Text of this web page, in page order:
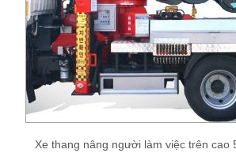
Xe thang nâng người làm việc trên cao